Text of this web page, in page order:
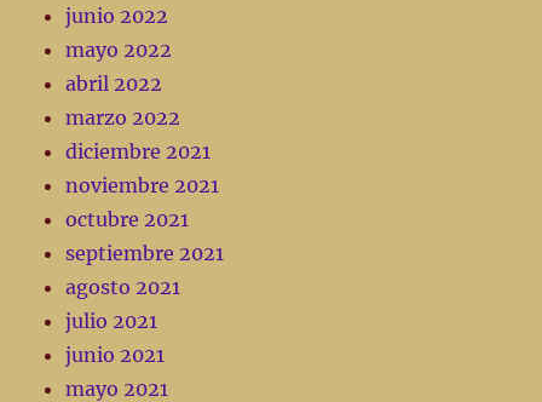
junio 2022
mayo 2022
abril 2022
marzo 2022
diciembre 2021
noviembre 2021
octubre 2021
septiembre 2021
agosto 2021
julio 2021
junio 2021
mayo 2021